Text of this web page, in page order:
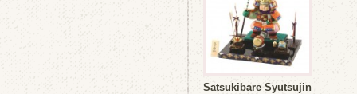
Satsukibare Syutsujin